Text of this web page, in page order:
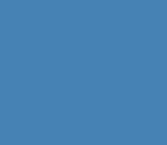
Europass azóta is a
Az Europass oldalára
Digitális Tanúsítvány
tartalmazhat